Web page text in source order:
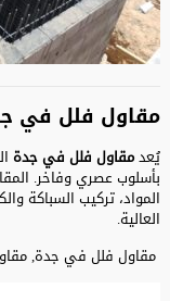
مقاول فلل في
يُعدمقاول فلل في جدة
بأسلوب عصري وفاخر.
المواد، تركيب السباكة
العالية.
مقاول فلل في جدة,